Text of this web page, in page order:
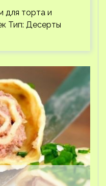
для торта и
Тип: Десерты